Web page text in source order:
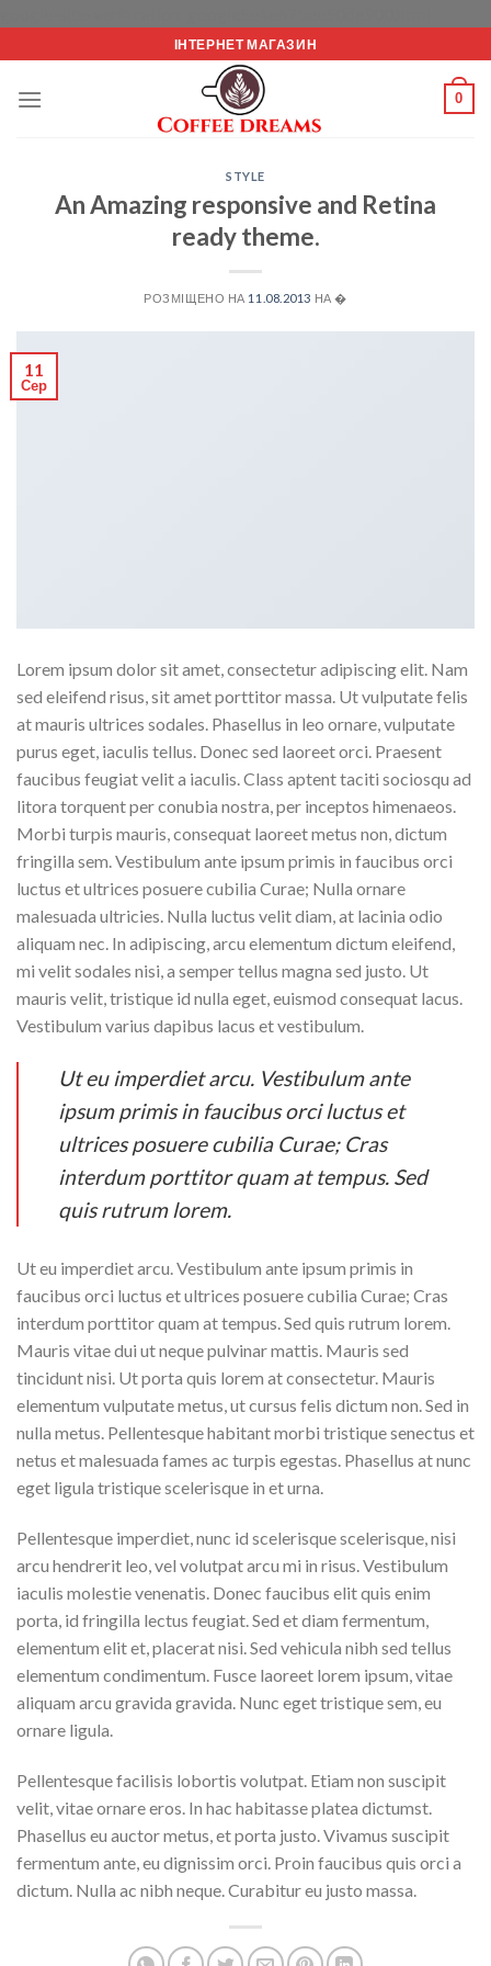
вмісту
ІНТЕРНЕТ МАГАЗИН
0
STYLE
An Amazing responsive and Retina
ready theme.
РОЗМІЩЕНО НА 11.08.2013 НА �
11
Сер
Lorem ipsum dolor sit amet, consectetur adipiscing elit. Nam
sed eleifend risus, sit amet porttitor massa. Ut vulputate felis
at mauris ultrices sodales. Phasellus in leo ornare, vulputate
purus eget, iaculis tellus. Donec sed laoreet orci. Praesent
faucibus feugiat velit a iaculis. Class aptent taciti sociosqu ad
litora torquent per conubia nostra, per inceptos himenaeos.
Morbi turpis mauris, consequat laoreet metus non, dictum
fringilla sem. Vestibulum ante ipsum primis in faucibus orci
luctus et ultrices posuere cubilia Curae; Nulla ornare
malesuada ultricies. Nulla luctus velit diam, at lacinia odio
aliquam nec. In adipiscing, arcu elementum dictum eleifend,
mi velit sodales nisi, a semper tellus magna sed justo. Ut
mauris velit, tristique id nulla eget, euismod consequat lacus.
Vestibulum varius dapibus lacus et vestibulum.
Ut eu imperdiet arcu. Vestibulum ante
ipsum primis in faucibus orci luctus et
ultrices posuere cubilia Curae; Cras
interdum porttitor quam at tempus. Sed
quis rutrum lorem.
Ut eu imperdiet arcu. Vestibulum ante ipsum primis in
faucibus orci luctus et ultrices posuere cubilia Curae; Cras
interdum porttitor quam at tempus. Sed quis rutrum lorem.
Mauris vitae dui ut neque pulvinar mattis. Mauris sed
tincidunt nisi. Ut porta quis lorem at consectetur. Mauris
elementum vulputate metus, ut cursus felis dictum non. Sed in
nulla metus. Pellentesque habitant morbi tristique senectus et
netus et malesuada fames ac turpis egestas. Phasellus at nunc
eget ligula tristique scelerisque in et urna.
Pellentesque imperdiet, nunc id scelerisque scelerisque, nisi
arcu hendrerit leo, vel volutpat arcu mi in risus. Vestibulum
iaculis molestie venenatis. Donec faucibus elit quis enim
porta, id fringilla lectus feugiat. Sed et diam fermentum,
elementum elit et, placerat nisi. Sed vehicula nibh sed tellus
elementum condimentum. Fusce laoreet lorem ipsum, vitae
aliquam arcu gravida gravida. Nunc eget tristique sem, eu
ornare ligula.
Pellentesque facilisis lobortis volutpat. Etiam non suscipit
velit, vitae ornare eros. In hac habitasse platea dictumst.
Phasellus eu auctor metus, et porta justo. Vivamus suscipit
fermentum ante, eu dignissim orci. Proin faucibus quis orci a
dictum. Nulla ac nibh neque. Curabitur eu justo massa.